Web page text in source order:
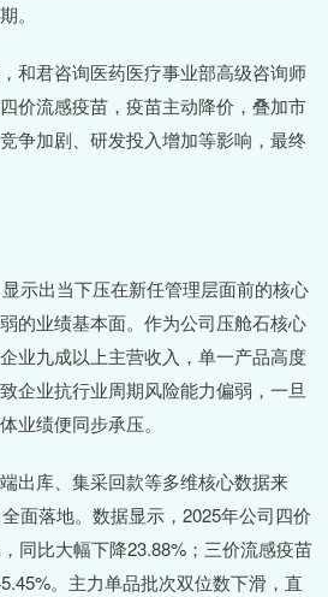
。
君咨询医药医疗事业部高级咨询师
价流感疫苗，疫苗主动降价，叠加市
争加剧、研发投入增加等影响，最终
出当下压在新任管理层面前的核心
的业绩基本面。作为公司压舱石核心
业九成以上主营收入，单一产品高度
企业抗行业周期风险能力偏弱，一旦
业绩便同步承压。
库、集采回款等多维核心数据来
面落地。数据显示，2025年公司四价
同比大幅下降23.88%；三价流感疫苗
。主力单品批次双位数下滑，直